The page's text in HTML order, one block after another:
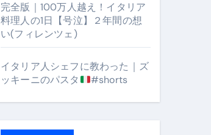
完全版｜100万人越え！イタリア
料理人の1日【号泣】２年間の想
い(フィレンツェ)
イタリア人シェフに教わった｜ズ
ッキーニのパスタ
#shorts